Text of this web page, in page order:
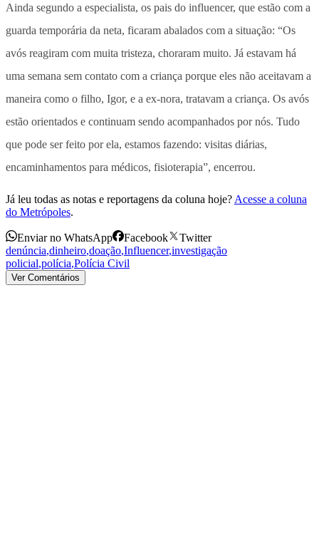
Ainda segundo a especialista, os pais do influencer, que estão com a
guarda temporária da neta, ficaram abalados com a situação: “Os
avós reagiram com muita tristeza, choraram muito. Já estavam há
uma semana sem contato com a criança porque eles não aceitavam a
maneira como o filho, Igor, e a ex-nora, tratavam a criança. Os avós
estão orientados e continuam sendo acompanhados por nós. Tudo
que pode ser feito por ela, estamos fazendo: visitas diárias,
encaminhamentos para médicos, fisioterapia”, encerrou.
Já leu todas as notas e reportagens da coluna hoje? Acesse a coluna
do Metrópoles.
Enviar no WhatsApp Facebook
Twitter
denúncia,dinheiro,doação,Influencer,investigação
policial,polícia,Polícia Civil
Ver Comentários